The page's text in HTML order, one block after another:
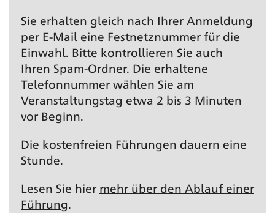
Sie erhalten gleich nach Ihrer Anmeldung
per E-Mail eine Festnetz­nummer für die
Einwahl. Bitte kontrollieren Sie auch
Ihren Spam-Ordner. Die erhaltene
Telefonnummer wählen Sie am
Veranstaltungs­tag etwa 2 bis 3 Minuten
vor Beginn.
Die kostenfreien Führungen dauern eine
Stunde.
Lesen Sie hier mehr über den Ablauf einer
Führung.